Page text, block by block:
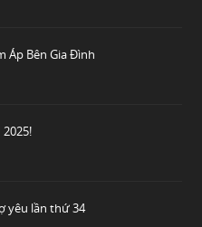
Áp Bên Gia Đình
yêu lần thứ 34